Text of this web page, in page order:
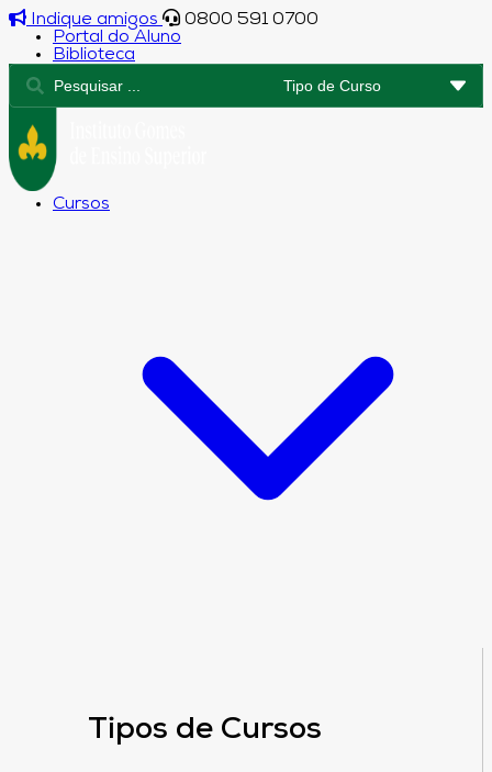
Indique amigos
0800 591 0700
Portal do Aluno
Biblioteca
Cursos
Tipos de Cursos